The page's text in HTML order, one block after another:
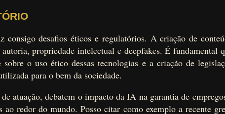
desafios éticos e regulatórios. A criação de
propriedade intelectual e deepfakes. É fundamental
o uso ético dessas tecnologias e a criação de
para o bem da sociedade.
atuação, debatem o impacto da IA na garantia de
redor do mundo. Posso citar como exemplo a recente